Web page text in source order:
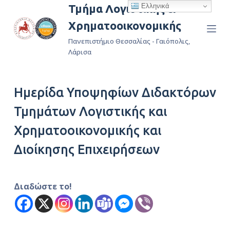
ε
η
τ
ρ
Τμήμα Λογιστικής &
Χρηματοοικονομικής
Πανεπιστήμιο Θεσσαλίας - Γαιόπολις,
Λάρισα
Ημερίδα Υποψηφίων Διδακτόρων
Τμημάτων Λογιστικής και
Χρηματοοικονομικής και
Διοίκησης Επιχειρήσεων
Διαδώστε το!
Ελληνικά